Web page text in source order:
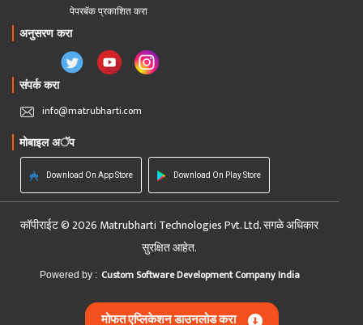
पेपरबॅक प्रकाशित करा
अनुसरण करा
संपर्क करा
info@matrubharti.com
मोबाइल अॅप
Download On App Store Download On Play Store
कॉपीराईट © 2026 Matrubharti Technologies Pvt. Ltd. सगळे अधिकार
सुरक्षित आहेत.
Powered by : Custom Software Development Company India
मोफत एप्लिकेशन डाउनलोड करा